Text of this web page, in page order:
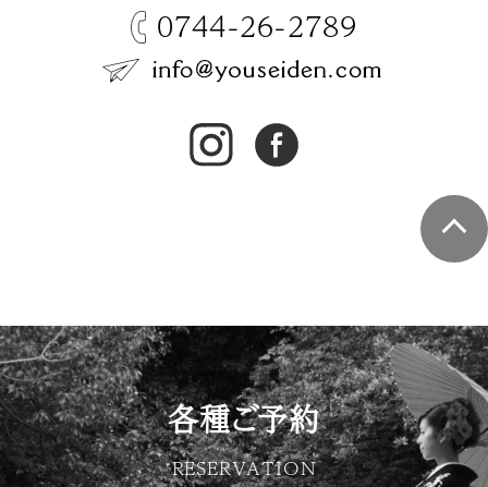
0744-26-2789
各種ご予約
RESERVATION